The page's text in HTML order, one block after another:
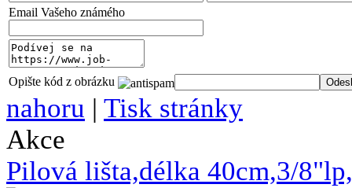
Email Vašeho známého
Opište kód z obrázku
nahoru | Tisk stránky
Akce
Pilová lišta,délka 40cm,3/